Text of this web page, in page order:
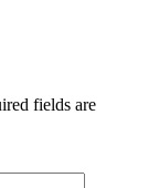
fields are